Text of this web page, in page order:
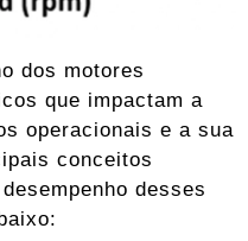
dos motores
que impactam a
operacionais e a sua
conceitos
desses